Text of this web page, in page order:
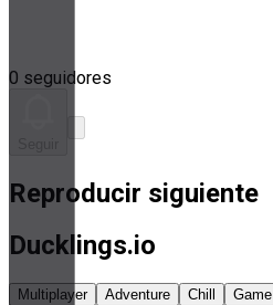
0 seguidores
Reproducir siguiente
Ducklings.io
Multiplayer Adventure Chill Game